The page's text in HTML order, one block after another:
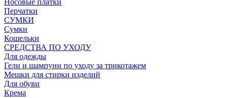
Носовые платки
Перчатки
СУМКИ
Сумки
Кошельки
CРЕДСТВА ПО УХОДУ
Для одежды
Гели и шампуни по уходу за трикотажем
Мешки для стирки изделий
Для обуви
Крема